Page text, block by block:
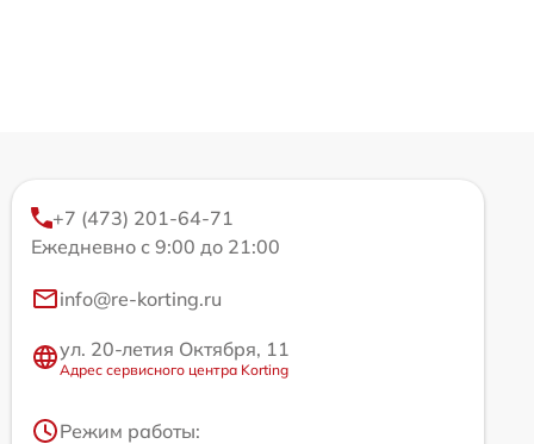
+7 (473) 201-64-71
Ежедневно с 9:00 до 21:00
info@re-korting.ru
ул. 20-летия Октября, 11
Адрес сервисного центра Korting
Режим работы: